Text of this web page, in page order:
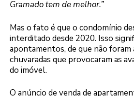
Gramado tem de melhor.”
Mas o fato é que o condomínio
interditado desde 2020. Isso
apontamentos, de que não foram
chuvaradas que provocaram as
do imóvel.
O anúncio de venda de